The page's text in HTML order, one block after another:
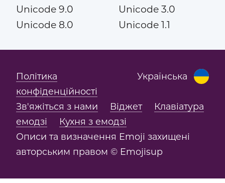
Unicode 9.0
Unicode 8.0
Unicode 3.0
Unicode 1.1
Українська
Політика
конфіденційності
Зв'яжіться з нами
Віджет
Клавіатура
емодзі
Кухня з емодзі
Описи та визначення Emoji захищені
авторським правом © Emojisup